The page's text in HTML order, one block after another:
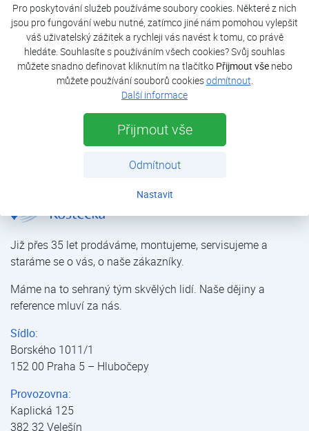
Pro poskytování služeb používáme soubory cookies. Některé z nich
jsou pro fungování webu nutné, zatímco jiné nám pomohou vylepšit
váš uživatelský zážitek a rychleji vás navést k tomu, co právě
hledáte. Souhlasíte s používáním všech cookies? Svůj souhlas
můžete snadno definovat kliknutím na tlačítko Přijmout všenebo
můžete používání souborů cookiesodmítnout
Další informace
Přijmout vše
Odmítnout
Nastavit
Plastový bazén o objemu 25 m3 s polykar­bonátovým
zakrytím. Bazén je provozován od dubna do října. Pro
bazén bylo použito TČ typ GS 18 o výkonu 7,2 kW
(A15°C/W30°C).
Již přes 35 let prodáváme, montujeme, servisujeme a
staráme se o vás, o naše zákazníky.
Máme na to sehraný tým skvělých lidí. Naše dějiny a
reference mluví za nás.
Sídlo:
Borského 1011/1
152 00 Praha 5 – Hlubočepy
Provozovna:
Kaplická 125
382 32 Velešín